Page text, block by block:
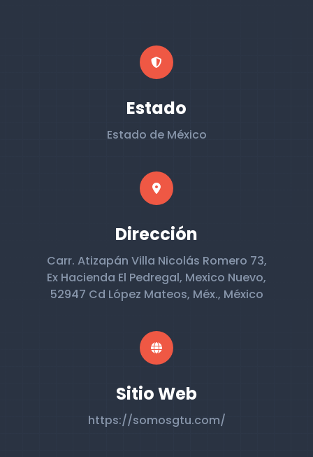
Estado
Estado de México
Dirección
Carr. Atizapán Villa Nicolás Romero 73,
Ex Hacienda El Pedregal, Mexico Nuevo,
52947 Cd López Mateos, Méx., México
Sitio Web
https://somosgtu.com/